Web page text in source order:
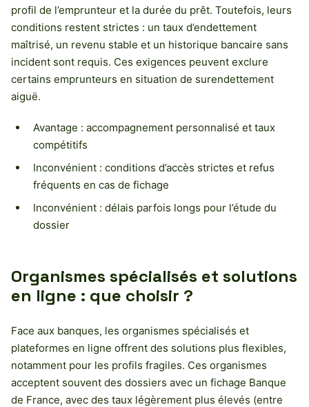
profil de l’emprunteur et la durée du prêt. Toutefois, leurs
conditions restent strictes : un taux d’endettement
maîtrisé, un revenu stable et un historique bancaire sans
incident sont requis. Ces exigences peuvent exclure
certains emprunteurs en situation de surendettement
aiguë.
Avantage : accompagnement personnalisé et taux
compétitifs
Inconvénient : conditions d’accès strictes et refus
fréquents en cas de fichage
Inconvénient : délais parfois longs pour l’étude du
dossier
Organismes spécialisés et solutions
en ligne : que choisir ?
Face aux banques, les organismes spécialisés et
plateformes en ligne offrent des solutions plus flexibles,
notamment pour les profils fragiles. Ces organismes
acceptent souvent des dossiers avec un fichage Banque
de France, avec des taux légèrement plus élevés (entre